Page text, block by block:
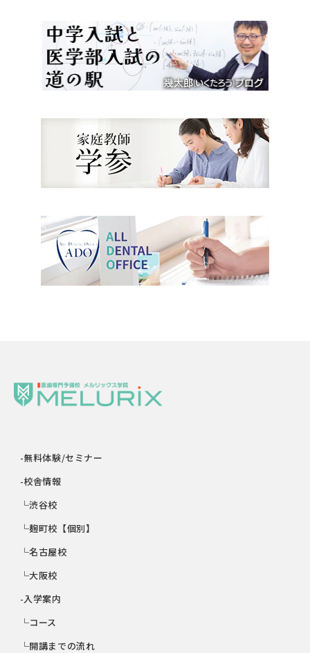
-無料体験/セミナー
-校舎情報
└渋谷校
└麹町校【個別】
└名古屋校
└大阪校
-入学案内
└コース
└開講までの流れ